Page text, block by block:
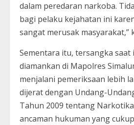
dalam peredaran narkoba.
bagi pelaku kejahatan ini
sangat merusak masyarakat,”
Sementara itu, tersangka saat
diamankan di Mapolres
menjalani pemeriksaan lebih
dijerat dengan Undang-
Tahun 2009 tentang
ancaman hukuman yang